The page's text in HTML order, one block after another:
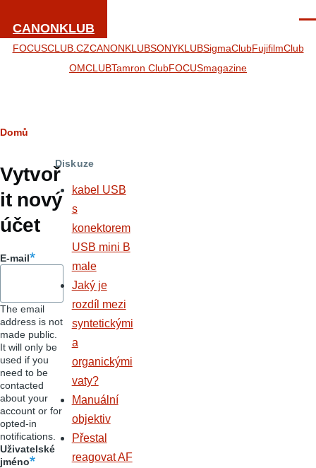
CANONKLUB
FOCUSCLUB.CZCANONKLUBSONYKLUBSigmaClubFujifilmClub
OMCLUBTamron ClubFOCUSmagazine
Hlavní
záložky
Drobečková
navigace
Domů
Vytvoř
it nový
účet
E-mail
The email
address is not
made public.
It will only be
used if you
need to be
contacted
about your
account or for
opted-in
notifications.
Uživatelské
jméno
Diskuze
kabel USB
s
konektorem
USB mini B
male
Jaký je
rozdíl mezi
syntetickými
a
organickými
vaty?
Manuální
objektiv
Přestal
reagovat AF